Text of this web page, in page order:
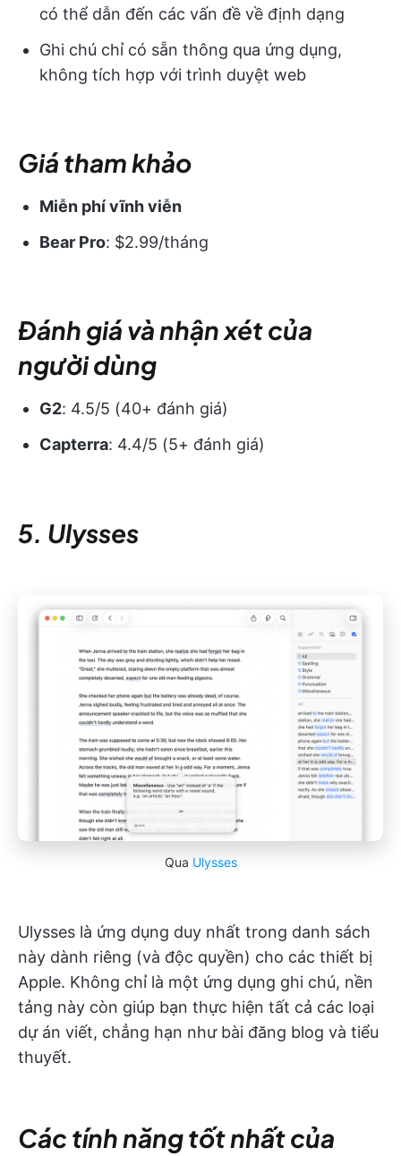
có thể dẫn đến các vấn đề về định dạng
Ghi chú chỉ có sẵn thông qua ứng dụng,
không tích hợp với trình duyệt web
Giá tham khảo
Miễn phí vĩnh viễn
Bear Pro: $2.99/tháng
Đánh giá và nhận xét của
người dùng
G2: 4.5/5 (40+ đánh giá)
Capterra: 4.4/5 (5+ đánh giá)
5. Ulysses
Qua Ulysses
Ulysses là ứng dụng duy nhất trong danh sách
này dành riêng (và độc quyền) cho các thiết bị
Apple. Không chỉ là một ứng dụng ghi chú, nền
tảng này còn giúp bạn thực hiện tất cả các loại
dự án viết, chẳng hạn như bài đăng blog và tiểu
thuyết.
Các tính năng tốt nhất của